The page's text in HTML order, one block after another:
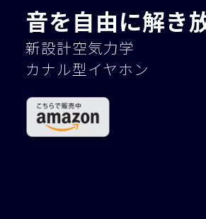
音を自由に解き
新設計空気力学
カナル型イヤホン